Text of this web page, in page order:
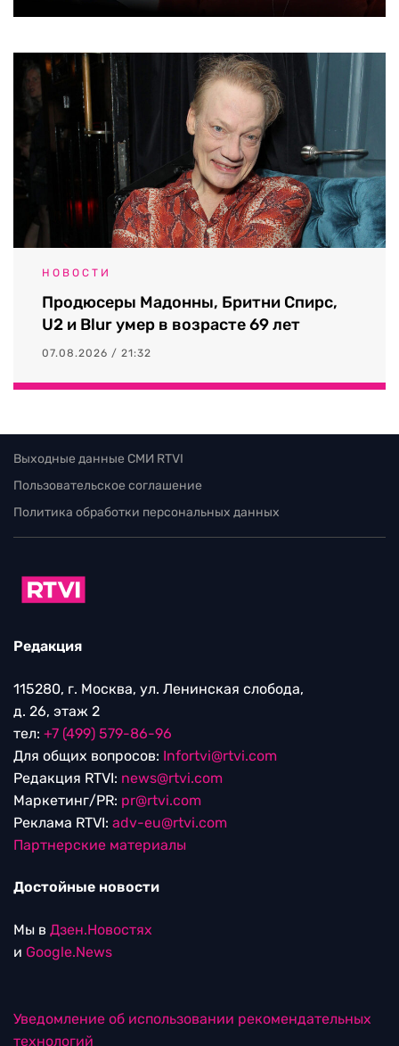
НОВОСТИ
Продюсеры Мадонны, Бритни Спирс,
U2 и Blur умер в возрасте 69 лет
07.08.2026 / 21:32
Выходные данные СМИ RTVI
Пользовательское соглашение
Политика обработки персональных данных
Редакция
115280, г. Москва, ул. Ленинская слобода,
д. 26, этаж 2
тел: +7 (499) 579-86-96
Для общих вопросов: Infortvi@rtvi.com
Редакция RTVI: news@rtvi.com
Маркетинг/PR: pr@rtvi.com
Реклама RTVI: adv-eu@rtvi.com
Партнерские материалы
Достойные новости
Мы в Дзен.Новостях
и Google.News
Уведомление об использовании рекомендательных
технологий